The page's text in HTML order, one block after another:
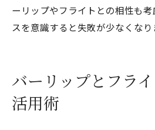
ーリップやフライトとの相性も
スを意識すると失敗が少なくなり
バーリップとフラ
活用術